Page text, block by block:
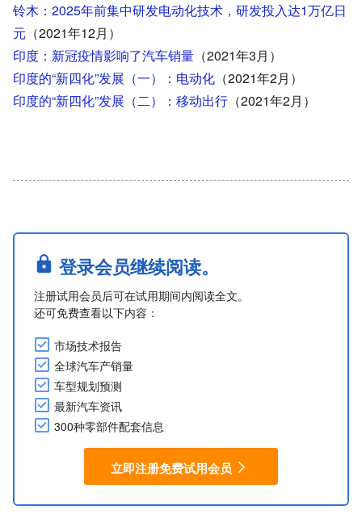
铃木：2025年前集中研发电动化技术，研发投入达1万亿日
元 （2021年12月）
印度：新冠疫情影响了汽车销量 （2021年3月）
印度的“新四化”发展（一）：电动化 （2021年2月）
印度的“新四化”发展（二）：移动出行 （2021年2月）
登录会员继续阅读。
注册试用会员后可在试用期间内阅读全文。
还可免费查看以下内容：
市场技术报告
全球汽车产销量
车型规划预测
最新汽车资讯
300种零部件配套信息
立即注册免费试用会员